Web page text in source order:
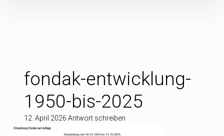
fondak-entwicklung-
1950-bis-2025
12. April 2026 Antwort schreiben